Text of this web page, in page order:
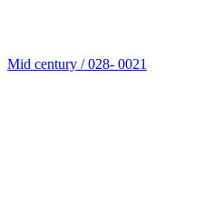
Mid century / 028- 0021